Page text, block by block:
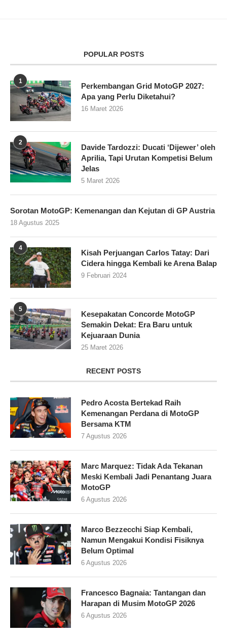
POPULAR POSTS
1
Perkembangan Grid MotoGP 2027:
Apa yang Perlu Diketahui?
16 Maret 2026
2
Davide Tardozzi: Ducati ‘Dijewer’ oleh
Aprilia, Tapi Urutan Kompetisi Belum
Jelas
5 Maret 2026
Sorotan MotoGP: Kemenangan dan Kejutan di GP Austria
18 Agustus 2025
4
Kisah Perjuangan Carlos Tatay: Dari
Cidera hingga Kembali ke Arena Balap
9 Februari 2024
5
Kesepakatan Concorde MotoGP
Semakin Dekat: Era Baru untuk
Kejuaraan Dunia
25 Maret 2026
RECENT POSTS
Pedro Acosta Bertekad Raih
Kemenangan Perdana di MotoGP
Bersama KTM
7 Agustus 2026
Marc Marquez: Tidak Ada Tekanan
Meski Kembali Jadi Penantang Juara
MotoGP
6 Agustus 2026
Marco Bezzecchi Siap Kembali,
Namun Mengakui Kondisi Fisiknya
Belum Optimal
6 Agustus 2026
Francesco Bagnaia: Tantangan dan
Harapan di Musim MotoGP 2026
6 Agustus 2026